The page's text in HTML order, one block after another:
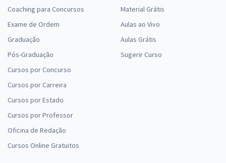
Coaching para Concursos
Exame de Ordem
Graduação
Pós-Graduação
Cursos por Concurso
Cursos por Carreira
Cursos por Estado
Cursos por Professor
Oficina de Redação
Cursos Online Gratuitos
Material Grátis
Aulas ao Vivo
Aulas Grátis
Sugerir Curso